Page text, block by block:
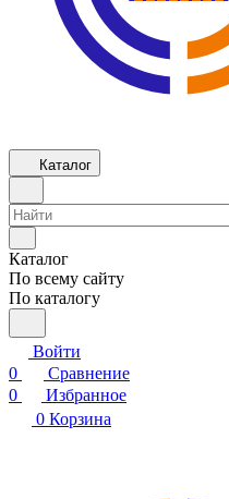
Каталог
Каталог
По всему сайту
По каталогу
Войти
0
Сравнение
0
Избранное
0 Корзина